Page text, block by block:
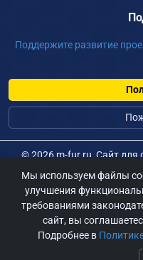
Поддержите развитие
©2026 m-fur.ru, Сайт для
Мы используем файлы
улучшения
требованиями
сайт, вы
Подробнее в